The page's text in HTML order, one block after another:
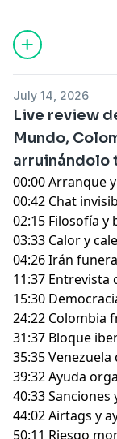
July 14, 2026
Live review
Mundo,
arruinándolo
00:00 Arranque
00:42 Chat
02:15 Filosofía y
03:33 Calor y
04:26 Irán
11:37 Entrevista
15:30
24:22 Colombia
31:37 Bloque
35:35
39:32 Ayuda
40:33 Sanciones
44:02 Airtags y
50:11 Riesgo